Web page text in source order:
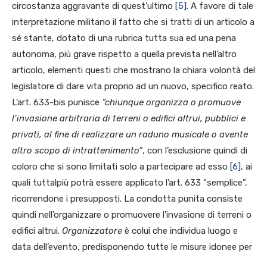
circostanza aggravante di quest’ultimo [5]. A favore di tale
interpretazione militano il fatto che si tratti di un articolo a
sé stante, dotato di una rubrica tutta sua ed una pena
autonoma, più grave rispetto a quella prevista nell’altro
articolo, elementi questi che mostrano la chiara volontà del
legislatore di dare vita proprio ad un nuovo, specifico reato.
L’art. 633-bis punisce “chiunque organizza o promuove
l’invasione arbitraria di terreni o edifici altrui, pubblici e
privati, al fine di realizzare un raduno musicale o avente
altro scopo di intrattenimento”, con l’esclusione quindi di
coloro che si sono limitati solo a partecipare ad esso [6], ai
quali tuttalpiù potrà essere applicato l’art. 633 “semplice”,
ricorrendone i presupposti. La condotta punita consiste
quindi nell’organizzare o promuovere l’invasione di terreni o
edifici altrui. Organizzatore è colui che individua luogo e
data dell’evento, predisponendo tutte le misure idonee per